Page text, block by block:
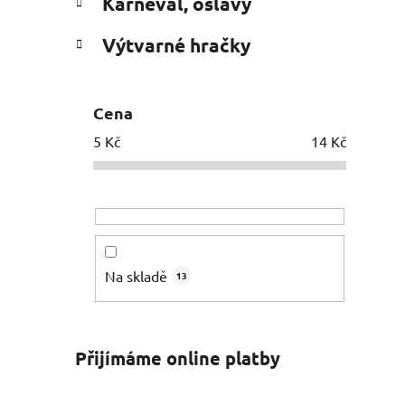
Výtvarné hračky
Cena
5 Kč 14 Kč
Na skladě 13
Přijímáme online platby